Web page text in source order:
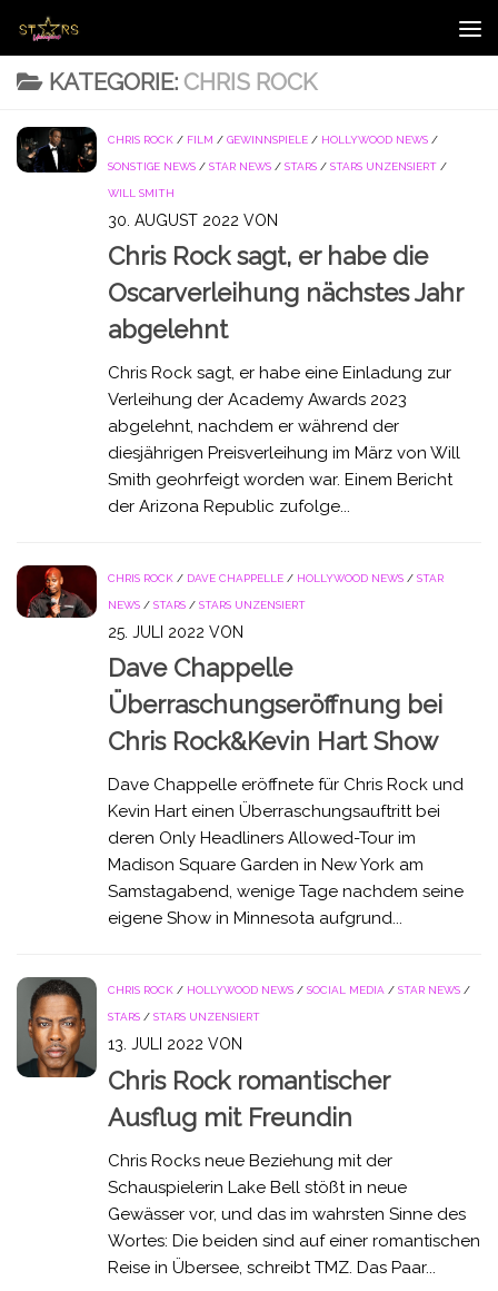
Zum Inhalt springen
KATEGORIE: CHRIS ROCK
CHRIS ROCK / FILM / GEWINNSPIELE / HOLLYWOOD NEWS /
SONSTIGE NEWS / STAR NEWS / STARS / STARS UNZENSIERT /
WILL SMITH
30. AUGUST 2022 VON
Chris Rock sagt, er habe die
Oscarverleihung nächstes Jahr
abgelehnt
Chris Rock sagt, er habe eine Einladung zur
Verleihung der Academy Awards 2023
abgelehnt, nachdem er während der
diesjährigen Preisverleihung im März von Will
Smith geohrfeigt worden war. Einem Bericht
der Arizona Republic zufolge...
CHRIS ROCK / DAVE CHAPPELLE / HOLLYWOOD NEWS / STAR
NEWS / STARS / STARS UNZENSIERT
25. JULI 2022 VON
Dave Chappelle
Überraschungseröffnung bei
Chris Rock&Kevin Hart Show
Dave Chappelle eröffnete für Chris Rock und
Kevin Hart einen Überraschungsauftritt bei
deren Only Headliners Allowed-Tour im
Madison Square Garden in New York am
Samstagabend, wenige Tage nachdem seine
eigene Show in Minnesota aufgrund...
CHRIS ROCK / HOLLYWOOD NEWS / SOCIAL MEDIA / STAR NEWS /
STARS / STARS UNZENSIERT
13. JULI 2022 VON
Chris Rock romantischer
Ausflug mit Freundin
Chris Rocks neue Beziehung mit der
Schauspielerin Lake Bell stößt in neue
Gewässer vor, und das im wahrsten Sinne des
Wortes: Die beiden sind auf einer romantischen
Reise in Übersee, schreibt TMZ. Das Paar...